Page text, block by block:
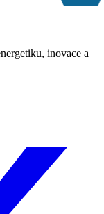
inovace a